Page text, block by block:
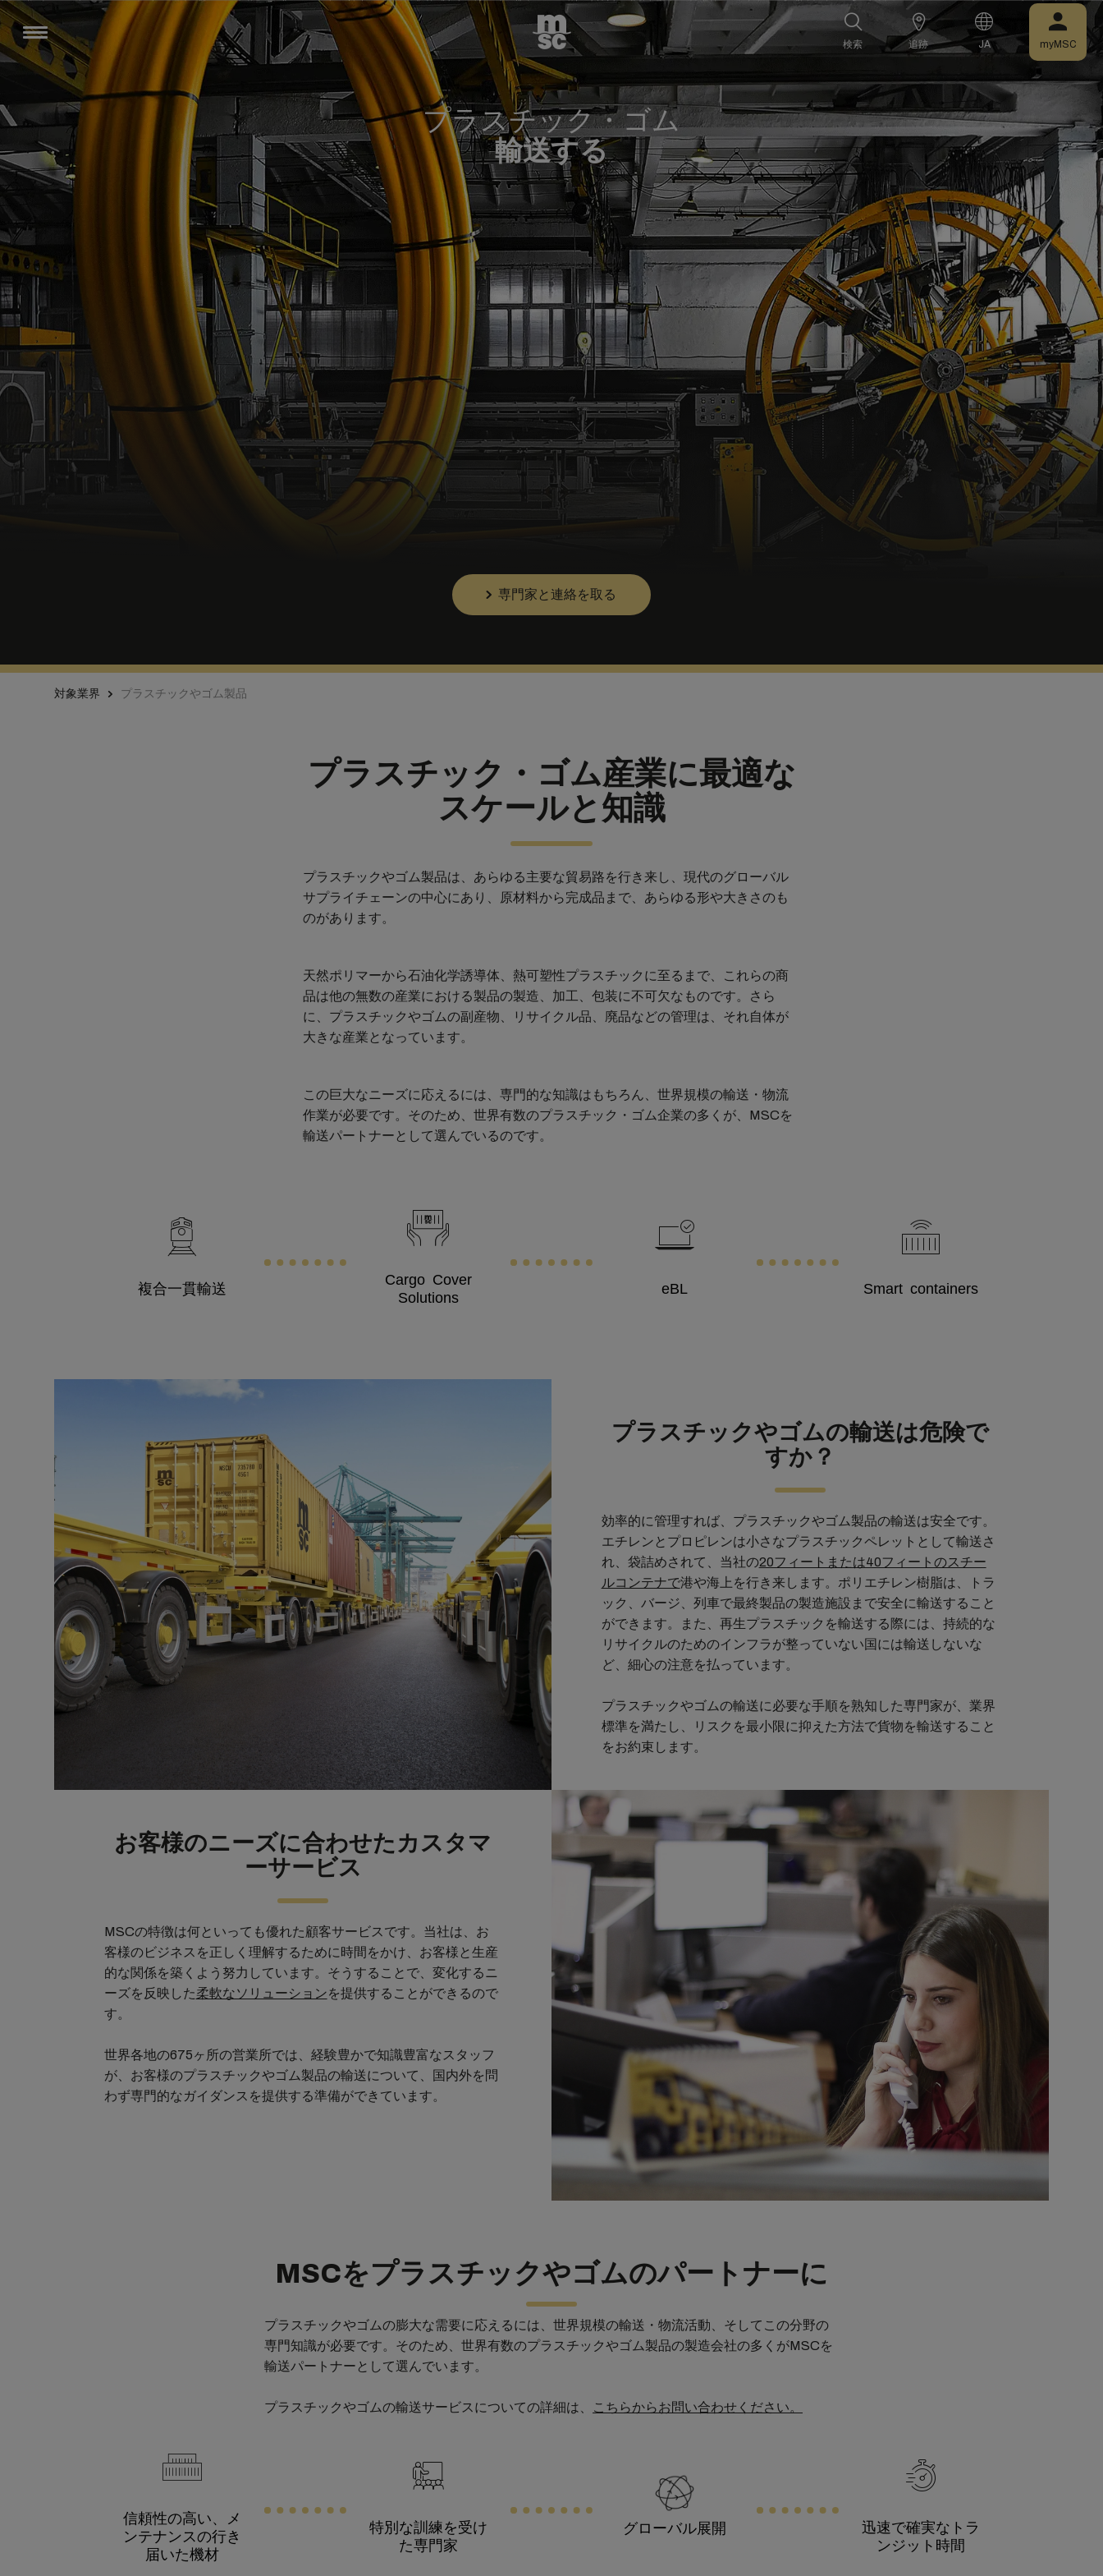
検索 追跡 JA myMSC
プラスチック・ゴム
輸送する
専門家と連絡を取る
対象業界 プラスチックやゴム製品
プラスチック・ゴム産業に最適な
スケールと知識
プラスチックやゴム製品は、あらゆる主要な貿易路を行き来し、現代のグローバル
サプライチェーンの中心にあり、原材料から完成品まで、あらゆる形や大きさのも
のがあります。
天然ポリマーから石油化学誘導体、熱可塑性プラスチックに至るまで、これらの商
品は他の無数の産業における製品の製造、加工、包装に不可欠なものです。さら
に、プラスチックやゴムの副産物、リサイクル品、廃品などの管理は、それ自体が
大きな産業となっています。
この巨大なニーズに応えるには、専門的な知識はもちろん、世界規模の輸送・物流
作業が必要です。そのため、世界有数のプラスチック・ゴム企業の多くが、MSCを
輸送パートナーとして選んでいるのです。
複合一貫輸送
Cargo Cover
Solutions
eBL Smart containers
プラスチックやゴムの輸送は危険で
すか？
効率的に管理すれば、プラスチックやゴム製品の輸送は安全です。
エチレンとプロピレンは小さなプラスチックペレットとして輸送さ
れ、袋詰めされて、当社の20フィートまたは40フィートのスチー
ルコンテナで港や海上を行き来します。ポリエチレン樹脂は、トラ
ック、バージ、列車で最終製品の製造施設まで安全に輸送すること
ができます。また、再生プラスチックを輸送する際には、持続的な
リサイクルのためのインフラが整っていない国には輸送しないな
ど、細心の注意を払っています。
プラスチックやゴムの輸送に必要な手順を熟知した専門家が、業界
標準を満たし、リスクを最小限に抑えた方法で貨物を輸送すること
をお約束します。
お客様のニーズに合わせたカスタマ
ーサービス
MSCの特徴は何といっても優れた顧客サービスです。当社は、お
客様のビジネスを正しく理解するために時間をかけ、お客様と生産
的な関係を築くよう努力しています。そうすることで、変化するニ
ーズを反映した柔軟なソリューションを提供することができるので
す。
世界各地の675ヶ所の営業所では、経験豊かで知識豊富なスタッフ
が、お客様のプラスチックやゴム製品の輸送について、国内外を問
わず専門的なガイダンスを提供する準備ができています。
MSCをプラスチックやゴムのパートナーに
プラスチックやゴムの膨大な需要に応えるには、世界規模の輸送・物流活動、そしてこの分野の
専門知識が必要です。そのため、世界有数のプラスチックやゴム製品の製造会社の多くがMSCを
輸送パートナーとして選んでいます。
プラスチックやゴムの輸送サービスについての詳細は、 こちらからお問い合わせください。
信頼性の高い、メ
ンテナンスの行き
届いた機材
特別な訓練を受け
た専門家
グローバル展開
迅速で確実なトラ
ンジット時間